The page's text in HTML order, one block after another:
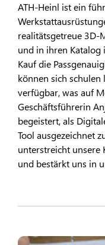
ATH-Heinl ist ein
realitätsgetreue 3D-
und in ihren
Kauf die
können sich schulen
verfügbar, was auf
Geschäftsführerin
begeistert, als
Tool ausgezeichnet
unterstreicht unsere
und bestärkt uns in